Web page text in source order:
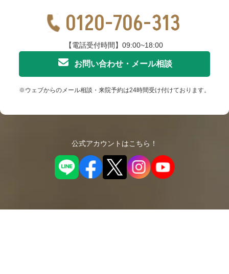
0120-706-313
【電話受付時間】09:00~18:00
お問い合わせ・メール相談
※ウェブからのメール相談・来院予約は24時間受け付けております。
公式アカウントはこちら！